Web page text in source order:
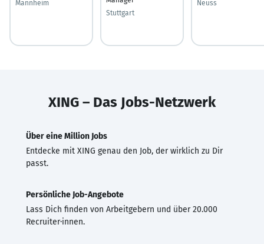
Mannheim
Stuttgart
Neuss
XING – Das Jobs-Netzwerk
Über eine Million Jobs
Entdecke mit XING genau den Job, der wirklich zu Dir
passt.
Persönliche Job-Angebote
Lass Dich finden von Arbeitgebern und über 20.000
Recruiter·innen.